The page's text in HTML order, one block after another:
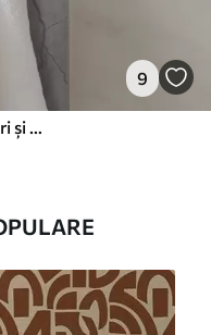
9
Beton ușor cu o dantelă de crăpături și pete roz